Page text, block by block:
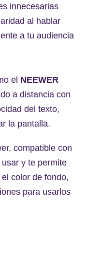
innecesarias
al hablar
a tu audiencia
el NEEWER
a distancia con
del texto,
la pantalla.
compatible con
y te permite
color de fondo,
para usarlos